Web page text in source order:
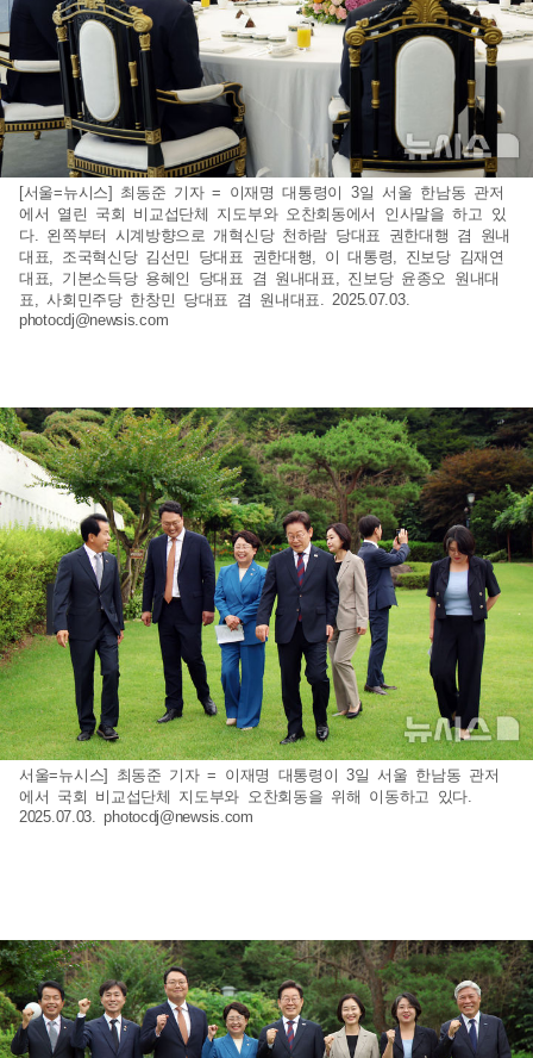
[서울=뉴시스] 최동준 기자 = 이재명 대통령이 3일 서울 한남동 관저
에서 열린 국회 비교섭단체 지도부와 오찬회동에서 인사말을 하고 있
다. 왼쪽부터 시계방향으로 개혁신당 천하람 당대표 권한대행 겸 원내
대표, 조국혁신당 김선민 당대표 권한대행, 이 대통령, 진보당 김재연
대표, 기본소득당 용혜인 당대표 겸 원내대표, 진보당 윤종오 원내대
표, 사회민주당 한창민 당대표 겸 원내대표. 2025.07.03.
photocdj@newsis.com
서울=뉴시스] 최동준 기자 = 이재명 대통령이 3일 서울 한남동 관저
에서 국회 비교섭단체 지도부와 오찬회동을 위해 이동하고 있다.
2025.07.03.photocdj@newsis.com